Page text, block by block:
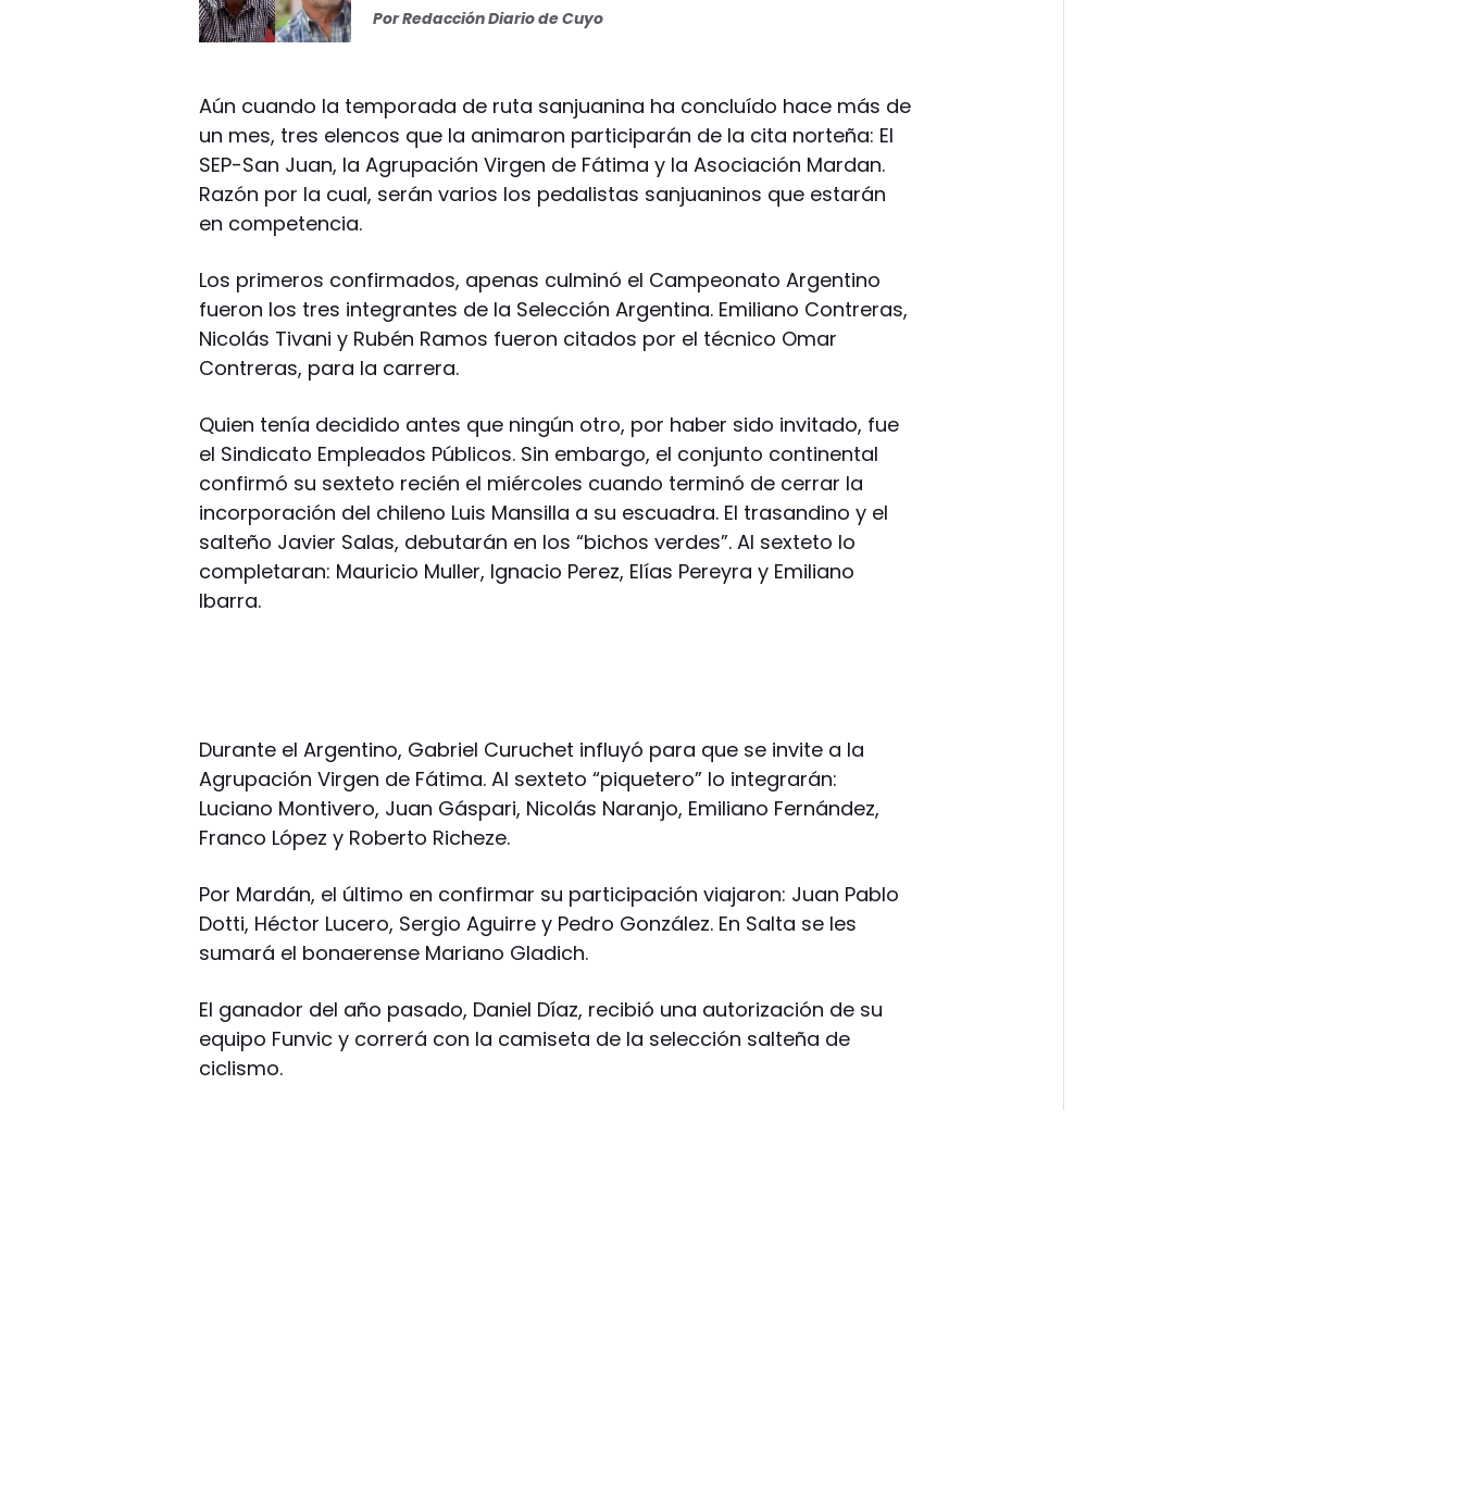
PorRedacción Diario de Cuyo
Aún cuando la temporada de ruta sanjuanina ha concluído hace más de
un mes, tres elencos que la animaron participarán de la cita norteña: El
SEP-San Juan, la Agrupación Virgen de Fátima y la Asociación Mardan.
Razón por la cual, serán varios los pedalistas sanjuaninos que estarán
en competencia.
Los primeros confirmados, apenas culminó el Campeonato Argentino
fueron los tres integrantes de la Selección Argentina. Emiliano Contreras,
Nicolás Tivani y Rubén Ramos fueron citados por el técnico Omar
Contreras, para la carrera.
Quien tenía decidido antes que ningún otro, por haber sido invitado, fue
el Sindicato Empleados Públicos. Sin embargo, el conjunto continental
confirmó su sexteto recién el miércoles cuando terminó de cerrar la
incorporación del chileno Luis Mansilla a su escuadra. El trasandino y el
salteño Javier Salas, debutarán en los “bichos verdes”. Al sexteto lo
completaran: Mauricio Muller, Ignacio Perez, Elías Pereyra y Emiliano
Ibarra.
Durante el Argentino, Gabriel Curuchet influyó para que se invite a la
Agrupación Virgen de Fátima. Al sexteto “piquetero” lo integrarán:
Luciano Montivero, Juan Gáspari, Nicolás Naranjo, Emiliano Fernández,
Franco López y Roberto Richeze.
Por Mardán, el último en confirmar su participación viajaron: Juan Pablo
Dotti, Héctor Lucero, Sergio Aguirre y Pedro González. En Salta se les
sumará el bonaerense Mariano Gladich.
El ganador del año pasado, Daniel Díaz, recibió una autorización de su
equipo Funvic y correrá con la camiseta de la selección salteña de
ciclismo.